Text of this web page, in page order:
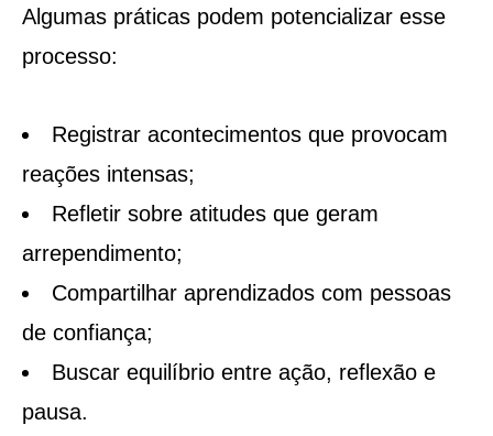
Algumas práticas podem potencializar esse
processo:
Registrar acontecimentos que provocam
reações intensas;
Refletir sobre atitudes que geram
arrependimento;
Compartilhar aprendizados com pessoas
de confiança;
Buscar equilíbrio entre ação, reflexão e
pausa.